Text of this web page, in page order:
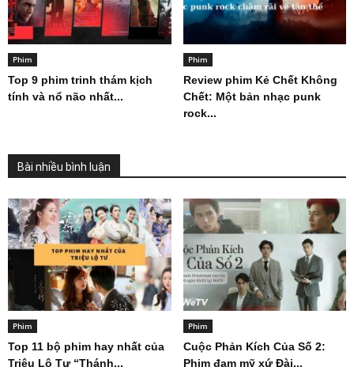
Phim
Top 9 phim trinh thám kịch
tính và nổ não nhất...
Phim
Review phim Kẻ Chết Không
Chết: Một bản nhạc punk
rock...
Bài nhiều bình luận
Phim
Top 11 bộ phim hay nhất của
Triệu Lộ Tư “Thánh...
Phim
Cuộc Phản Kích Của Số 2:
Phim đam mỹ xứ Đài...